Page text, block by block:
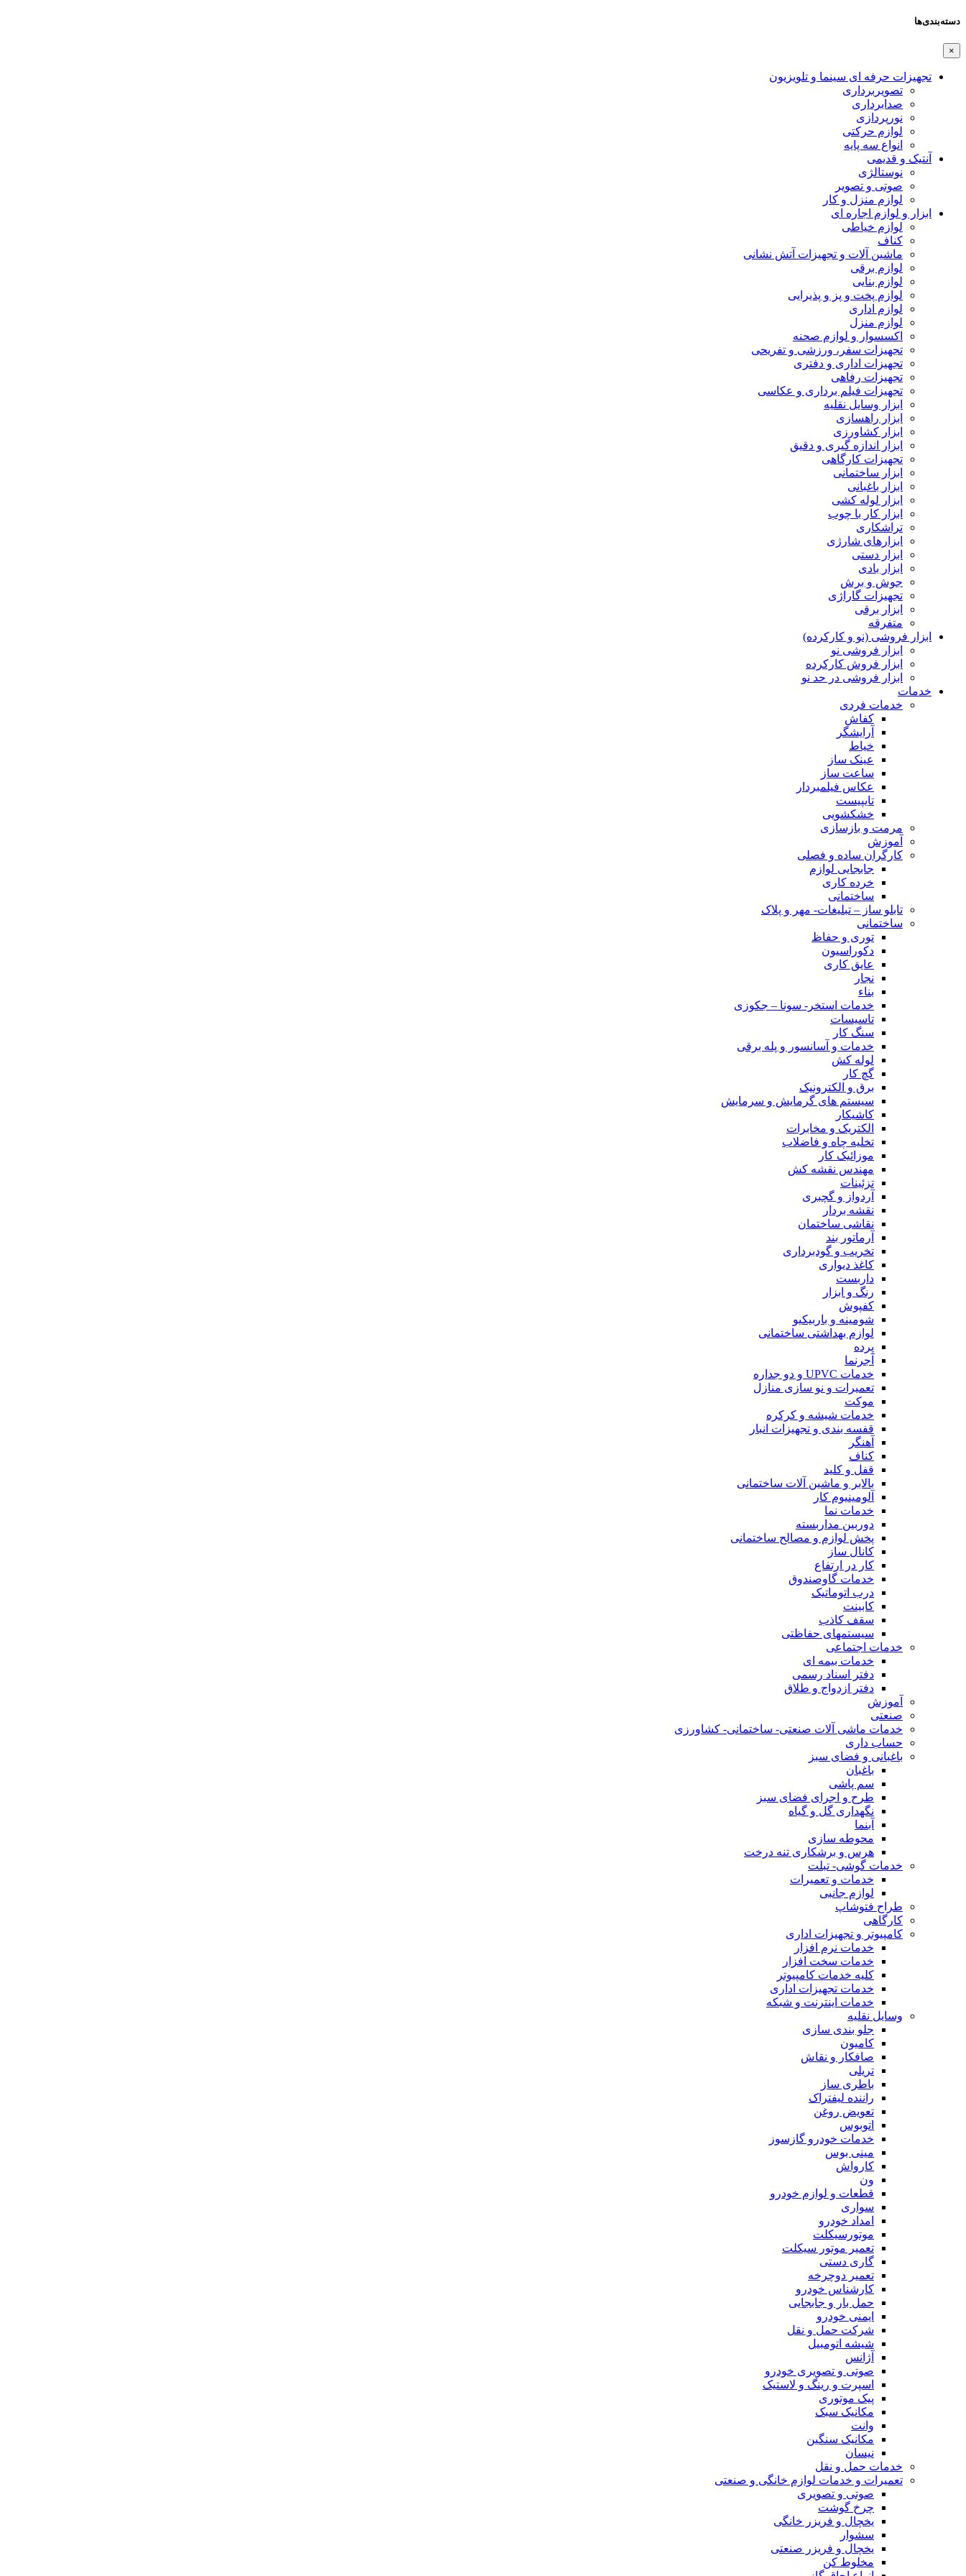
دسته‌بندی‌ها
×
تجهیزات حرفه ای سینما و تلویزیون
تصویربرداری
صدابرداری
نورپردازی
لوازم حرکتی
انواع سه پایه
آنتیک و قدیمی
نوستالژی
صوتی و تصویر
لوازم منزل و کار
ابزار و لوازم اجاره ای
لوازم خیاطی
کناف
ماشین آلات و تجهیزات آتش نشانی
لوازم برقی
لوازم بنایی
لوازم پخت و پز و پذیرایی
لوازم اداری
لوازم منزل
اکسسوار و لوازم صحنه
تجهیزات سفر، ورزشی و تفریحی
تجهیزات اداری و دفتری
تجهیزات رفاهی
تجهیزات فیلم برداری و عکاسی
ابزار وسایل نقلیه
ابزار راهسازی
ابزار کشاورزی
ابزار اندازه گیری و دقیق
تجهیزات کارگاهی
ابزار ساختمانی
ابزار باغبانی
ابزار لوله کشی
ابزار کار با چوب
تراشکاری
ابزارهای شارژی
ابزار دستی
ابزار بادی
جوش و برش
تجهیزات گاراژی
ابزار برقی
متفرقه
ابزار فروشی (نو و کارکرده)
ابزار فروشی نو
ابزار فروش کارکرده
ابزار فروشی در حد نو
خدمات
خدمات فردی
کفاش
آرایشگر
خیاط
عینک ساز
ساعت ساز
عکاس فیلمبردار
تایپیست
خشکشویی
مرمت و بازسازی
آموزش
کارگران ساده و فصلی
جابجایی لوازم
خرده کاری
ساختمانی
تابلو ساز – تبلیغات- مهر و پلاک
ساختمانی
توری و حفاظ
دکوراسیون
عایق کاری
نجار
بناء
خدمات استخر- سونا – جکوزی
تاسیسات
سنگ کار
خدمات و آسانسور و پله برقی
لوله کش
گچ کار
برق و الکترونیک
سیستم های گرمایش و سرمایش
کاشیکار
الکتریک و مخابرات
تخلیه چاه و فاضلاب
موزائیک کار
مهندس نقشه کش
تزئینات
آردواز و گچبری
نقشه بردار
نقاشی ساختمان
آرماتور بند
تخریب و گودبرداری
کاغذ دیواری
داربست
رنگ و ابزار
کفپوش
شومینه و باربیکیو
لوازم بهداشتی ساختمانی
پرده
آجرنما
خدمات UPVC و دو جداره
تعمیرات و نو سازی منازل
موکت
خدمات شیشه و کرکره
قفسه بندی و تجهیزات انبار
آهنگر
کناف
قفل و کلید
بالابر و ماشین آلات ساختمانی
آلومینیوم کار
خدمات نما
دوربین مداربسته
پخش لوازم و مصالح ساختمانی
کانال ساز
کار در ارتفاع
خدمات گاوصندوق
درب اتوماتیک
کابینت
سقف کاذب
سیستمهای حفاظتی
خدمات اجتماعی
خدمات بیمه ای
دفتر اسناد رسمی
دفتر ازدواج و طلاق
آموزش
صنعتی
خدمات ماشی آلات صنعتی- ساختمانی- کشاورزی
حساب داری
باغبانی و فضای سبز
باغبان
سم پاشی
طرح و اجرای فضای سبز
نگهداری گل و گیاه
آبنما
محوطه سازی
هرس و برشکاری تنه درخت
خدمات گوشی- تبلت
خدمات و تعمیرات
لوازم جانبی
طراح فتوشاپ
کارگاهی
کامپیوتر و تجهیزات اداری
خدمات نرم افزار
خدمات سخت افزار
کلیه خدمات کامپیوتر
خدمات تجهیزات اداری
خدمات اینترنت و شبکه
وسایل نقلیه
جلو بندی سازی
کامیون
صافکار و نقاش
تریلی
باطری ساز
راننده لیفتراک
تعویض روغن
اتوبوس
خدمات خودرو گازسوز
مینی بوس
کارواش
ون
قطعات و لوازم خودرو
سواری
امداد خودرو
موتورسیکلت
تعمیر موتور سیکلت
گاری دستی
تعمیر دوچرخه
کارشناس خودرو
حمل بار و جابجایی
ایمنی خودرو
شرکت حمل و نقل
شیشه اتومبیل
آژانس
صوتی و تصویری خودرو
اسپرت و رینگ و لاستیک
پیک موتوری
مکانیک سبک
وانت
مکانیک سنگین
نیسان
خدمات حمل و نقل
تعمیرات و خدمات لوازم خانگی و صنعتی
صوتی و تصویری
چرخ گوشت
یخچال و فریزر خانگی
سشوار
یخچال و فریزر صنعتی
مخلوط کن